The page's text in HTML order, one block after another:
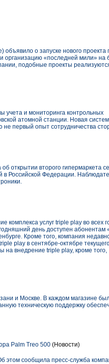
о запуске нового проекта
организацию «последней мили» на
подобные проекты
и мониторинга контрольных
атомной станции. Новая
не первый опыт сотрудничества
открытии второго гипермаркета
в Российской Федерации.
комплекса услуг triple play во всех
день доступен абонентам
Кроме того, компания
play в сентябре-октябре
на внедрение triple play, кроме того,
и Москве. В каждом магазине
техническую поддержку
Palm Treo 500 (Новости)
этом сообщила пресс-служба